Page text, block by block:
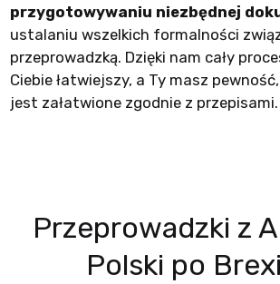
przygotowywaniu niezbędnej
ustalaniu wszelkich formalności
przeprowadzką. Dzięki nam cały
Ciebie łatwiejszy, a Ty masz
jest załatwione zgodnie z przepisami.
Przeprowadzki z
Polski po